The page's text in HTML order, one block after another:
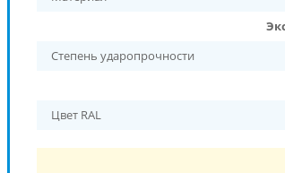
Степень ударопрочности
Цвет RAL